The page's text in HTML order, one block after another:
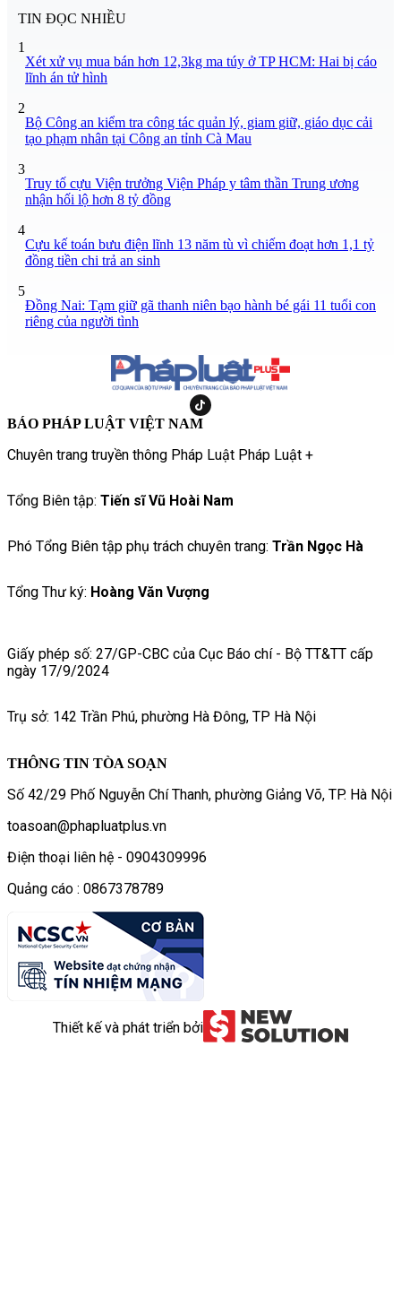
TIN ĐỌC NHIỀU
1
Xét xử vụ mua bán hơn 12,3kg ma túy ở TP HCM: Hai bị cáo
lĩnh án tử hình
2
Bộ Công an kiểm tra công tác quản lý, giam giữ, giáo dục cải
tạo phạm nhân tại Công an tỉnh Cà Mau
3
Truy tố cựu Viện trưởng Viện Pháp y tâm thần Trung ương
nhận hối lộ hơn 8 tỷ đồng
4
Cựu kế toán bưu điện lĩnh 13 năm tù vì chiếm đoạt hơn 1,1 tỷ
đồng tiền chi trả an sinh
5
Đồng Nai: Tạm giữ gã thanh niên bạo hành bé gái 11 tuổi con
riêng của người tình
BÁO PHÁP LUẬT VIỆT NAM
Chuyên trang truyền thông Pháp Luật Pháp Luật +
Tổng Biên tập: Tiến sĩ Vũ Hoài Nam
Phó Tổng Biên tập phụ trách chuyên trang: Trần Ngọc Hà
Tổng Thư ký: Hoàng Văn Vượng
Giấy phép số: 27/GP-CBC của Cục Báo chí - Bộ TT&TT cấp
ngày 17/9/2024
Trụ sở: 142 Trần Phú, phường Hà Đông, TP Hà Nội
THÔNG TIN TÒA SOẠN
Số 42/29 Phố Nguyễn Chí Thanh, phường Giảng Võ, TP. Hà Nội
toasoan@phapluatplus.vn
Điện thoại liên hệ - 0904309996
Quảng cáo : 0867378789
Thiết kế và phát triển bởi